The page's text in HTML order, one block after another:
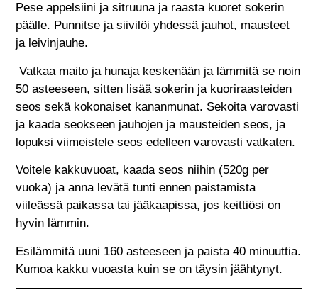
Pese appelsiini ja sitruuna ja raasta kuoret sokerin
päälle. Punnitse ja siivilöi yhdessä jauhot, mausteet
ja leivinjauhe.
Vatkaa maito ja hunaja keskenään ja lämmitä se noin
50 asteeseen, sitten lisää sokerin ja kuoriraasteiden
seos sekä kokonaiset kananmunat. Sekoita varovasti
ja kaada seokseen jauhojen ja mausteiden seos, ja
lopuksi viimeistele seos edelleen varovasti vatkaten.
Voitele kakkuvuoat, kaada seos niihin (520g per
vuoka) ja anna levätä tunti ennen paistamista
viileässä paikassa tai jääkaapissa, jos keittiösi on
hyvin lämmin.
Esilämmitä uuni 160 asteeseen ja paista 40 minuuttia.
Kumoa kakku vuoasta kuin se on täysin jäähtynyt.